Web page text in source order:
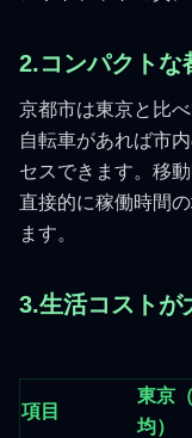
2.コンパクトな
京都市は東京と比
自転車があれば市
セスできます。移動
直接的に稼働時間
ます。
3.生活コストが
項目
東京
均）